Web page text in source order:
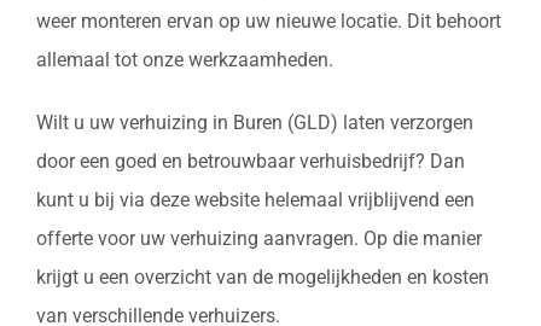
weer monteren ervan op uw nieuwe locatie. Dit behoort
allemaal tot onze werkzaamheden.
Wilt u uw verhuizing in Buren (GLD) laten verzorgen
door een goed en betrouwbaar verhuisbedrijf? Dan
kunt u bij via deze website helemaal vrijblijvend een
offerte voor uw verhuizing aanvragen. Op die manier
krijgt u een overzicht van de mogelijkheden en kosten
van verschillende verhuizers.